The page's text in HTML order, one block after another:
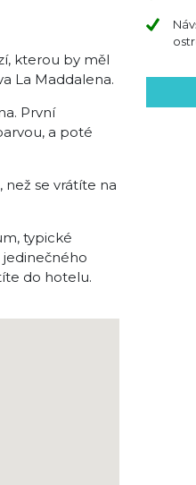
kterou by měl
La Maddalena.
První
a poté
se vrátíte na
typické
jedinečného
do hotelu.